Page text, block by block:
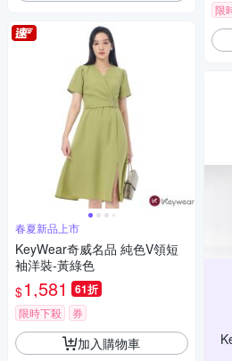
春夏新品上市
KeyWear奇威名品 純色V領短
袖洋裝-黃綠色
$1,581 61折
限時下殺 券
加入購物車
限